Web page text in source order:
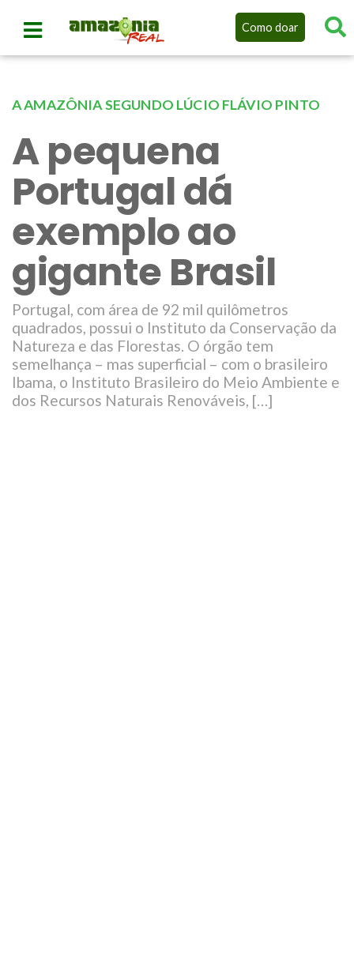
Como doar
A AMAZÔNIA SEGUNDO LÚCIO FLÁVIO PINTO
A pequena
Portugal dá
exemplo ao
gigante Brasil
Portugal, com área de 92 mil quilômetros
quadrados, possui o Instituto da Conservação da
Natureza e das Florestas. O órgão tem
semelhança – mas superficial – com o brasileiro
Ibama, o Instituto Brasileiro do Meio Ambiente e
dos Recursos Naturais Renováveis, […]